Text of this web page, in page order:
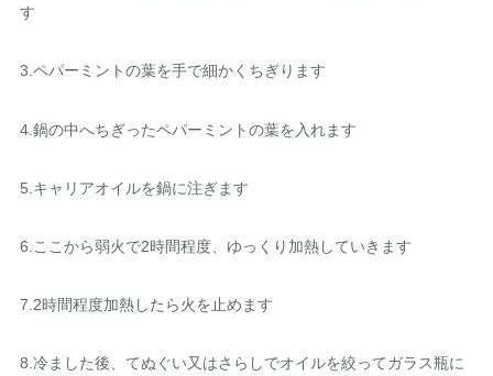
す
3.ペパーミントの葉を手で細かくちぎります
4.鍋の中へちぎったペパーミントの葉を入れます
5.キャリアオイルを鍋に注ぎます
6.ここから弱火で2時間程度、ゆっくり加熱していきます
7.2時間程度加熱したら火を止めます
8.冷ました後、てぬぐい又はさらしでオイルを絞ってガラス瓶に